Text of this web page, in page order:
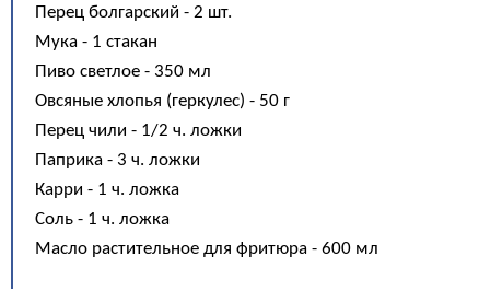
Перец болгарский - 2 шт.
Мука - 1 стакан
Пиво светлое - 350 мл
Овсяные хлопья (геркулес) - 50 г
Перец чили - 1/2 ч. ложки
Паприка - 3 ч. ложки
Карри - 1 ч. ложка
Соль - 1 ч. ложка
Масло растительное для фритюра - 600 мл